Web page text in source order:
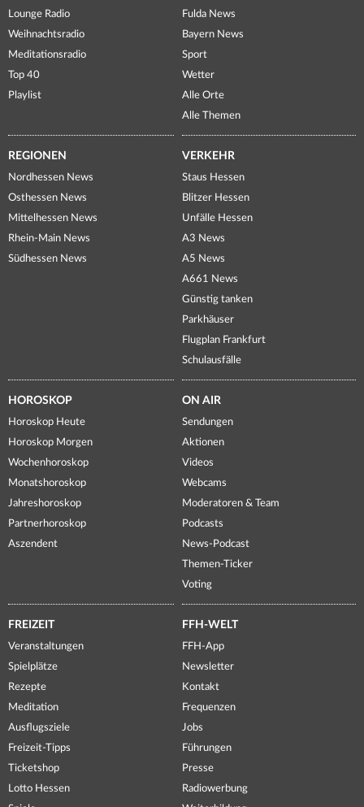
Lounge Radio
Weihnachtsradio
Meditationsradio
Top 40
Playlist
Fulda News
Bayern News
Sport
Wetter
Alle Orte
Alle Themen
REGIONEN
Nordhessen News
Osthessen News
Mittelhessen News
Rhein-Main News
Südhessen News
VERKEHR
Staus Hessen
Blitzer Hessen
Unfälle Hessen
A3 News
A5 News
A661 News
Günstig tanken
Parkhäuser
Flugplan Frankfurt
Schulausfälle
HOROSKOP
Horoskop Heute
Horoskop Morgen
Wochenhoroskop
Monatshoroskop
Jahreshoroskop
Partnerhoroskop
Aszendent
ON AIR
Sendungen
Aktionen
Videos
Webcams
Moderatoren & Team
Podcasts
News-Podcast
Themen-Ticker
Voting
FREIZEIT
Veranstaltungen
Spielplätze
Rezepte
Meditation
Ausflugsziele
Freizeit-Tipps
Ticketshop
Lotto Hessen
FFH-WELT
FFH-App
Newsletter
Kontakt
Frequenzen
Jobs
Führungen
Presse
Radiowerbung